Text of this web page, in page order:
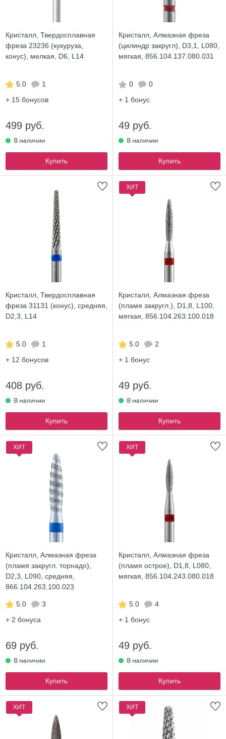
Кристалл, Твердосплавная
фреза 23236 (кукуруза,
конус), мелкая, D6, L14
5.0
1
+ 15 бонусов
499 руб.
Купить
Кристалл, Алмазная фреза
(цилиндр закругл), D3,1, L080,
мягкая, 856.104.137.080.031
0
0
+ 1 бонус
49 руб.
Купить
Кристалл, Твердосплавная
фреза 31131 (конус), средняя,
D2,3, L14
5.0
1
+ 12 бонусов
408 руб.
Купить
ХИТ
Кристалл, Алмазная фреза
(пламя закругл.), D1,8, L100,
мягкая, 856.104.263.100.018
5.0
2
+ 1 бонус
49 руб.
Купить
ХИТ
Кристалл, Алмазная фреза
(пламя закругл. торнадо),
D2,3, L090, средняя,
866.104.263.100.023
5.0
3
+ 2 бонуса
69 руб.
Купить
ХИТ
Кристалл, Алмазная фреза
(пламя острое), D1,8, L080,
мягкая, 856.104.243.080.018
5.0
4
+ 1 бонус
49 руб.
Купить
ХИТ ХИТ